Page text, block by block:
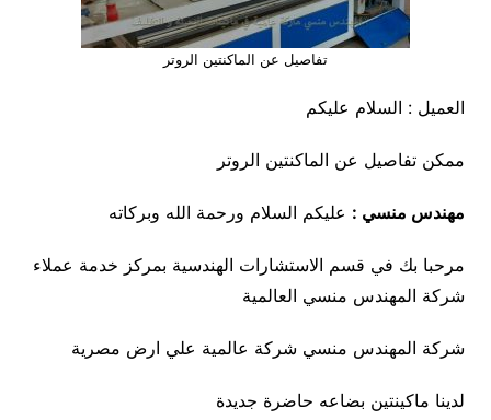
تفاصيل عن الماكنتين الروتر
العميل : السلام عليكم
ممكن تفاصيل عن الماكنتين الروتر
مهندس منسي : عليكم السلام ورحمة الله وبركاته
مرحبا بك في قسم الاستشارات الهندسية بمركز خدمة عملاء
شركة المهندس منسي العالمية
شركة المهندس منسي شركة عالمية علي ارض مصرية
لدينا ماكينتين بضاعه حاضرة جديدة